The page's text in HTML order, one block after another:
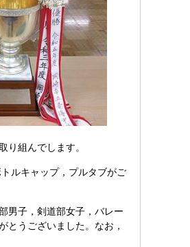
組んでします。
ルキャップ，プルタブがご
男子，剣道部女子，バレー
とうございました。なお，